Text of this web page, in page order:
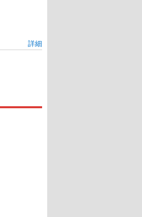
詳細